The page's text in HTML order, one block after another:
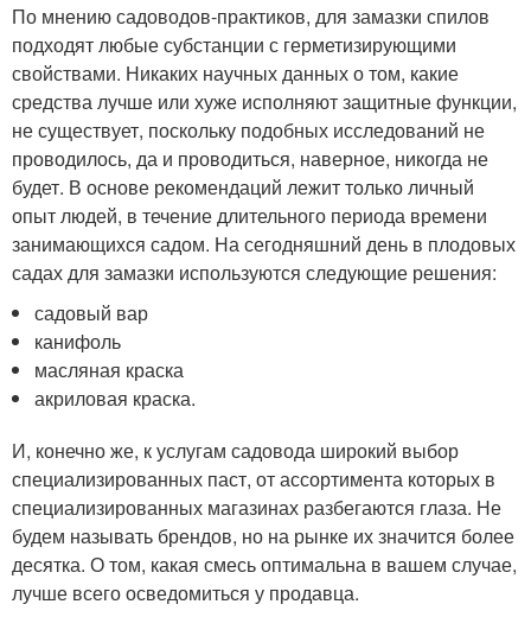
По мнению садоводов-практиков, для замазки спилов
подходят любые субстанции с герметизирующими
свойствами. Никаких научных данных о том, какие
средства лучше или хуже исполняют защитные функции,
не существует, поскольку подобных исследований не
проводилось, да и проводиться, наверное, никогда не
будет. В основе рекомендаций лежит только личный
опыт людей, в течение длительного периода времени
занимающихся садом. На сегодняшний день в плодовых
садах для замазки используются следующие решения:
садовый вар
канифоль
масляная краска
акриловая краска.
И, конечно же, к услугам садовода широкий выбор
специализированных паст, от ассортимента которых в
специализированных магазинах разбегаются глаза. Не
будем называть брендов, но на рынке их значится более
десятка. О том, какая смесь оптимальна в вашем случае,
лучше всего осведомиться у продавца.